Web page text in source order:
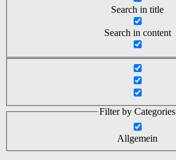
Search in title
Search in content
Filter by Categories
Allgemein